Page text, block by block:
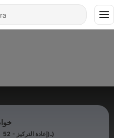
52 - ـ(إعادة التركيز)